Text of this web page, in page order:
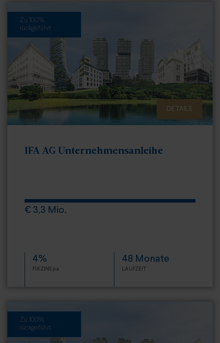
Zu 100%
rückgeführt
DETAILS
IFA AG Unternehmensanleihe
€ 3,3 Mio.
4%
FIXZINS p.a.
48 Monate
LAUFZEIT
Zu 100%
rückgeführt